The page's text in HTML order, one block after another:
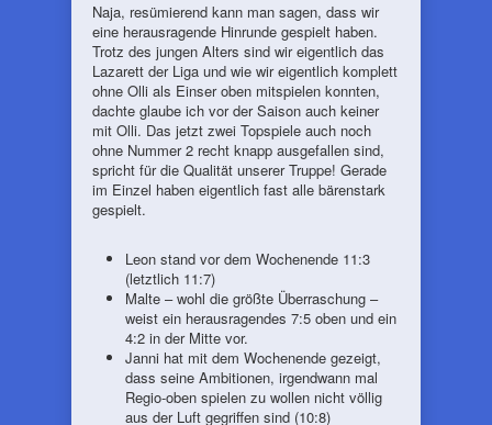
Naja, resümierend kann man sagen, dass wir
eine herausragende Hinrunde gespielt haben.
Trotz des jungen Alters sind wir eigentlich das
Lazarett der Liga und wie wir eigentlich komplett
ohne Olli als Einser oben mitspielen konnten,
dachte glaube ich vor der Saison auch keiner
mit Olli. Das jetzt zwei Topspiele auch noch
ohne Nummer 2 recht knapp ausgefallen sind,
spricht für die Qualität unserer Truppe! Gerade
im Einzel haben eigentlich fast alle bärenstark
gespielt.
Leon stand vor dem Wochenende 11:3
(letztlich 11:7)
Malte – wohl die größte Überraschung –
weist ein herausragendes 7:5 oben und ein
4:2 in der Mitte vor.
Janni hat mit dem Wochenende gezeigt,
dass seine Ambitionen, irgendwann mal
Regio-oben spielen zu wollen nicht völlig
aus der Luft gegriffen sind (10:8)